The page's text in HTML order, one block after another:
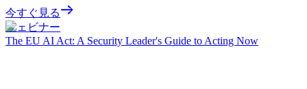
今すぐ見る
ウェビナー
The EU AI Act: A Security Leader's Guide to Acting Now